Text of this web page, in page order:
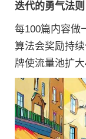
迭代的勇气法则
每100篇内容做
算法会奖励持
牌使流量池扩大